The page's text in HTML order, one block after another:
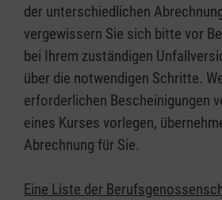
der unterschiedlichen
vergewissern Sie sich bitte vor
bei Ihrem zuständigen
über die notwendigen Schritte.
erforderlichen Bescheinigungen
eines Kurses vorlegen,
Abrechnung für Sie.
Eine Liste der